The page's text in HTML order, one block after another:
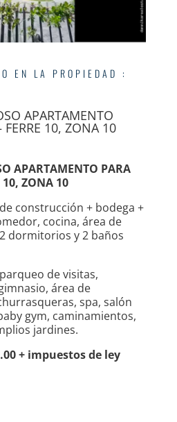
EN LA PROPIEDAD :
APARTAMENTO
FERRE 10, ZONA 10
APARTAMENTO PARA
10, ZONA 10
construcción + bodega +
cocina, área de
dormitorios y 2 baños
de visitas,
área de
spa, salón
gym, caminamientos,
jardines.
+ impuestos de ley